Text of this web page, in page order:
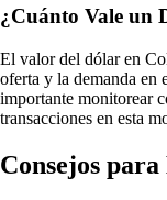
¿Cuánto Vale un
El valor del dólar en
oferta y la demanda en
importante monitorear
transacciones en esta
Consejos